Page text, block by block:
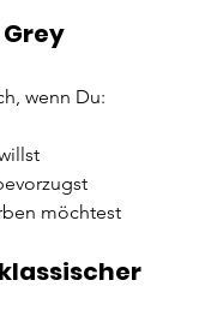
wenn Du:
möchtest